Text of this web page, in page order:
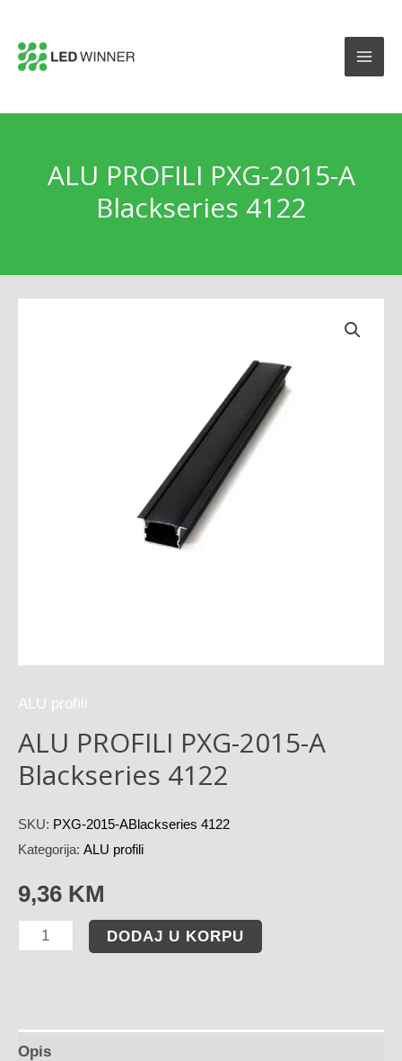
ALU PROFILI PXG-2015-A
Blackseries 4122
ALU profili
ALU PROFILI PXG-2015-A
Blackseries 4122
SKU: PXG-2015-ABlackseries 4122
Kategorija: ALU profili
9,36 KM
DODAJ U KORPU
Opis